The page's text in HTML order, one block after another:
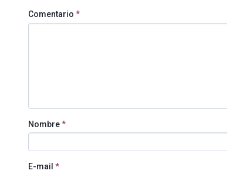
Comentario *
Nombre*
E-mail *